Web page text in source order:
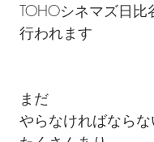
TOHOシネマズ日比
行われます
まだ
やらなければなら